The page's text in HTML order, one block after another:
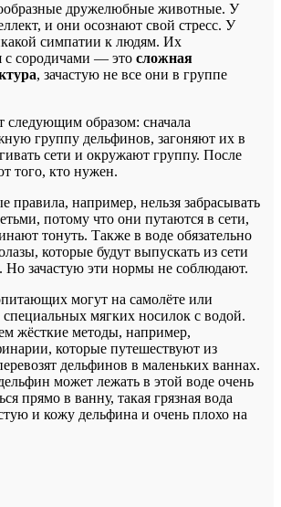
дружелюбные животные. У
и они осознают свой стресс. У
симпатии к людям. Их
с сородичами — это сложная
, зачастую не все они в группе
следующим образом: сначала
группу дельфинов, загоняют их в
сети и окружают группу. После
того, кто нужен.
правила, например, нельзя забрасывать
потому что они путаются в сети,
тонуть. Также в воде обязательно
которые будут выпускать из сети
Но зачастую эти нормы не соблюдают.
могут на самолёте или
специальных мягких носилок с водой.
жёсткие методы, например,
которые путешествуют из
дельфинов в маленьких ваннах.
может лежать в этой воде очень
прямо в ванну, такая грязная вода
и кожу дельфина и очень плохо на